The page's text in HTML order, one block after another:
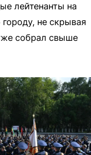
лейтенанты на
не скрывая
собрал свыше